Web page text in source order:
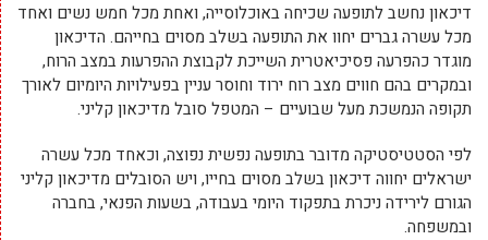
דיכאון נחשב לתופעה שכיחה באוכלוסייה, ואחת מכל חמש נשים ואחד
מכל עשרה גברים יחוו את התופעה בשלב מסוים בחייהם. הדיכאון
מוגדר כהפרעה פסיכיאטרית השייכת לקבוצת ההפרעות במצב הרוח,
ובמקרים בהם חווים מצב רוח ירוד וחוסר עניין בפעילויות היומיום לאורך
תקופה הנמשכת מעל שבועיים – המטפל סובל מדיכאון קליני.
לפי הסטטיסטיקה מדובר בתופעה נפשית נפוצה, וכאחד מכל עשרה
ישראלים יחווה דיכאון בשלב מסוים בחייו, ויש הסובלים מדיכאון קליני
הגורם לירידה ניכרת בתפקוד היומי בעבודה, בשעות הפנאי, בחברה
ובמשפחה.